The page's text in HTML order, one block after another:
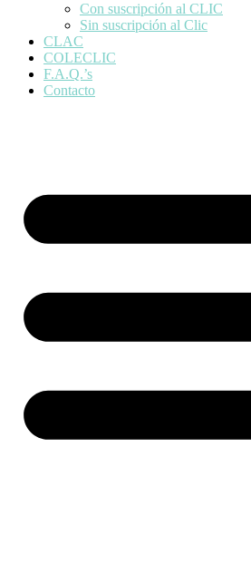
Con suscripción al CLIC
Sin suscripción al Clic
CLAC
COLECLIC
F.A.Q.’s
Contacto